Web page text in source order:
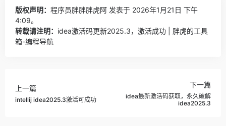
版权声明： 程序员胖胖胖虎阿 发表于 2026年1月21日 下午
4:09。
转载请注明： idea激活码更新2025.3，激活成功 | 胖虎的工具
箱-编程导航
上一篇
intellij idea2025.3激活可成功
下一篇
idea最新激活码获取，永久破解
idea2025.3